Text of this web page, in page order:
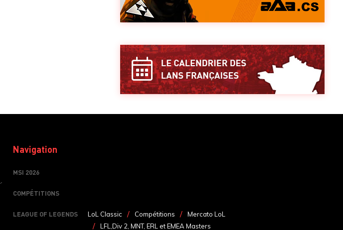
Navigation
MSI 2026
COMPÉTITIONS
LEAGUE OF LEGENDS LoL Classic Compétitions
Mercato LoL
LFL,Div 2, MNT, ERL et EMEA Masters